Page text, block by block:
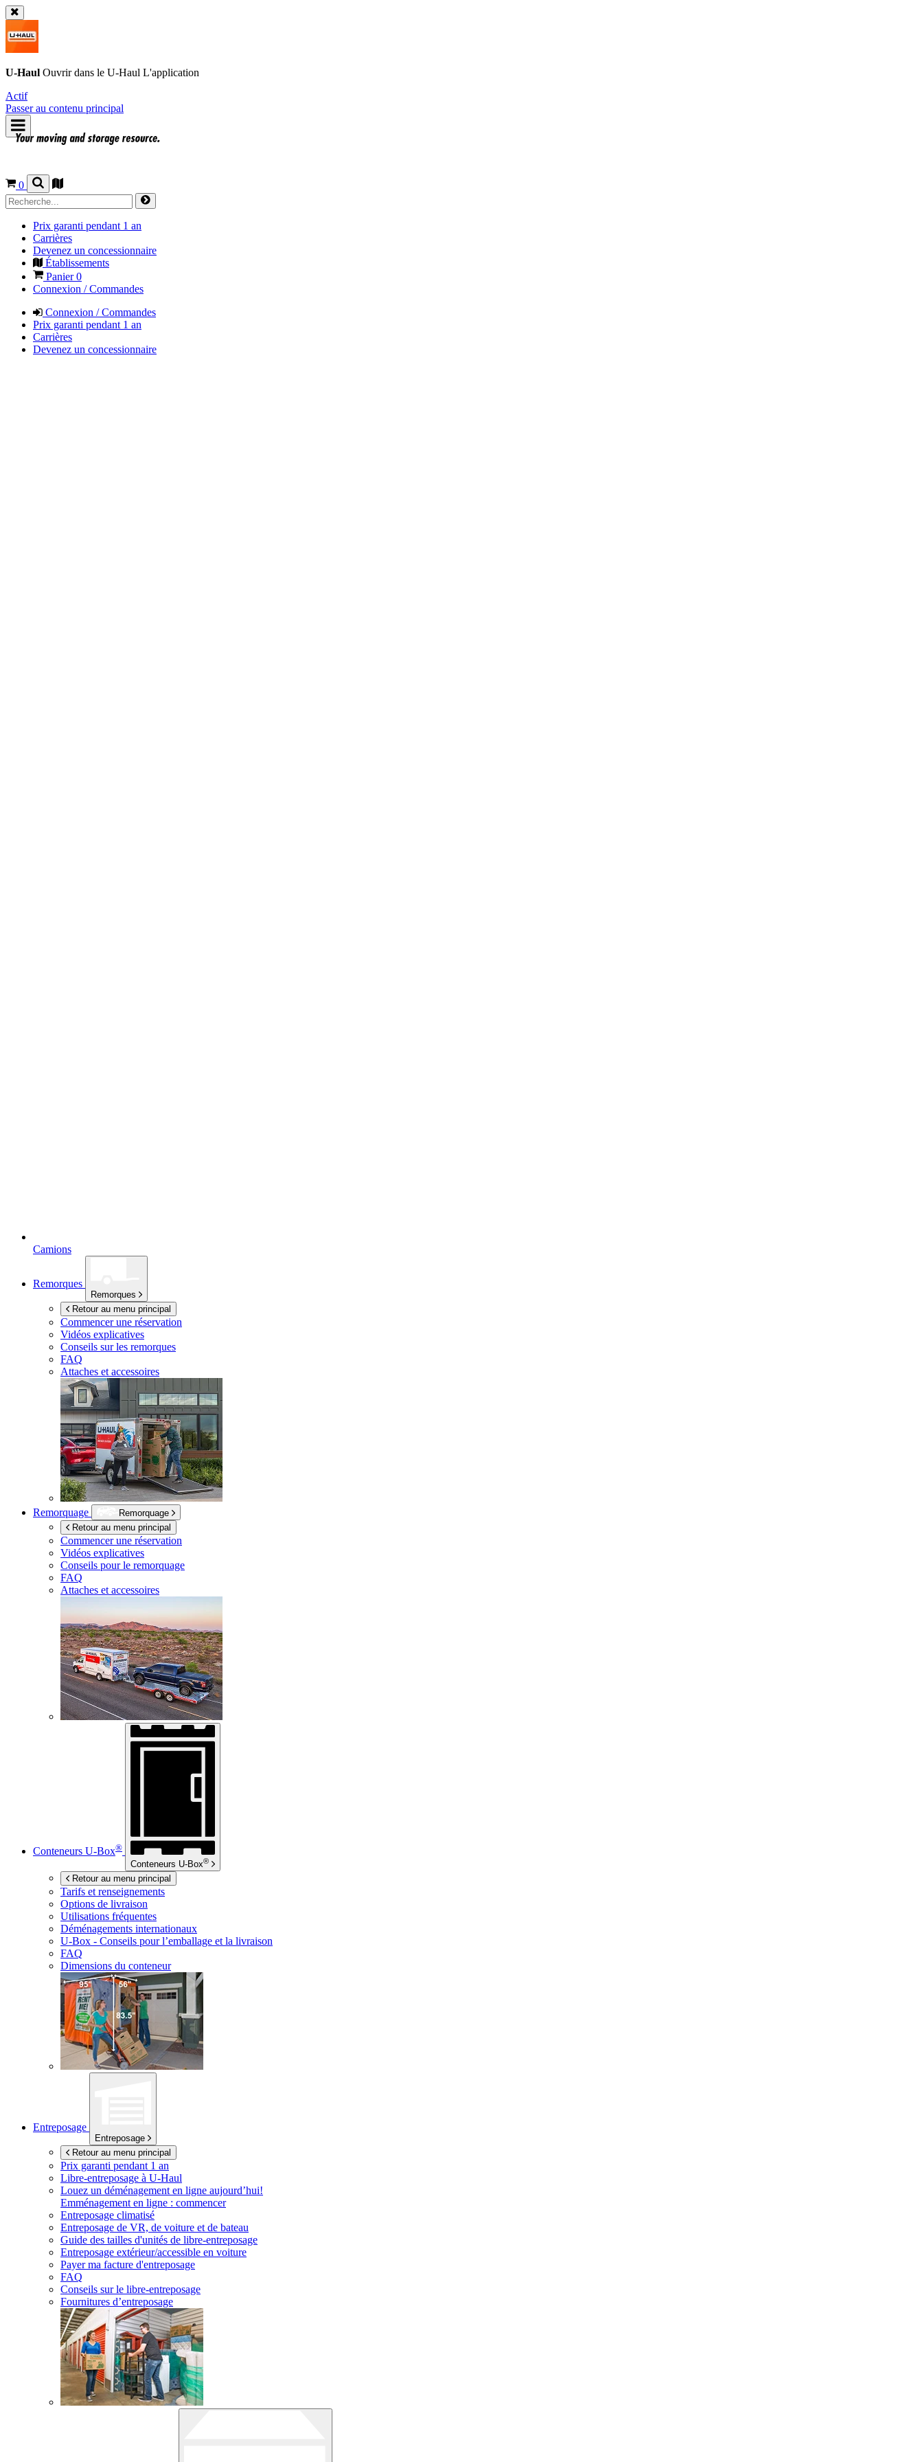
U-Haul Ouvrir dans le U-Haul L'application
Actif
Passer au contenu principal
0
Prix garanti pendant 1 an
Carrières
Devenez un concessionnaire
Établissements
Panier0
Connexion / Commandes
Connexion / Commandes
Prix garanti pendant 1 an
Carrières
Devenez un concessionnaire
Camions
Remorques
Remorques
Retour au menu principal
Commencer une réservation
Vidéos explicatives
Conseils sur les remorques
FAQ
Attaches et accessoires
Remorquage
Remorquage
Retour au menu principal
Commencer une réservation
Vidéos explicatives
Conseils pour le remorquage
FAQ
Attaches et accessoires
Conteneurs U-Box®
Conteneurs U-Box®
Retour au menu principal
Tarifs et renseignements
Options de livraison
Utilisations fréquentes
Déménagements internationaux
U-Box - Conseils pour l’emballage et la livraison
FAQ
Dimensions du conteneur
Entreposage
Entreposage
Retour au menu principal
Prix garanti pendant 1 an
Libre-entreposage à U-Haul
Louez un déménagement en ligne aujourd’hui!
Emménagement en ligne : commencer
Entreposage climatisé
Entreposage de VR, de voiture et de bateau
Guide des tailles d'unités de libre-entreposage
Entreposage extérieur/accessible en voiture
Payer ma facture d'entreposage
FAQ
Conseils sur le libre-entreposage
Fournitures d’entreposage